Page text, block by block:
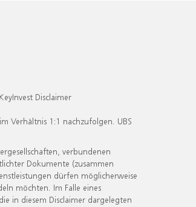
KeyInvest Disclaimer
Verhältnis 1:1 nachzufolgen. UBS
verbundenen
Dokumente (zusammen
dürfen möglicherweise
möchten. Im Falle eines
in diesem Disclaimer dargelegten